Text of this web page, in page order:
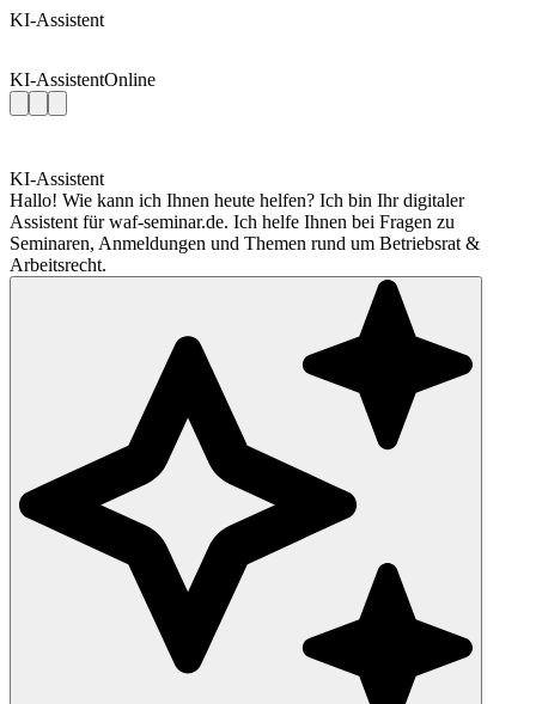
KI-Assistent
KI-AssistentOnline
KI-Assistent
Hallo! Wie kann ich Ihnen heute helfen? Ich bin Ihr digitaler
Assistent für waf-seminar.de. Ich helfe Ihnen bei Fragen zu
Seminaren, Anmeldungen und Themen rund um Betriebsrat &
Arbeitsrecht.